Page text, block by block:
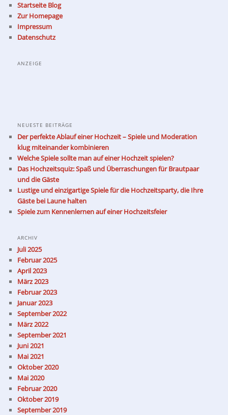
Startseite Blog
Zur Homepage
Impressum
Datenschutz
ANZEIGE
NEUESTE BEITRÄGE
Der perfekte Ablauf einer Hochzeit – Spiele und Moderation
klug miteinander kombinieren
Welche Spiele sollte man auf einer Hochzeit spielen?
Das Hochzeitsquiz: Spaß und Überraschungen für Brautpaar
und die Gäste
Lustige und einzigartige Spiele für die Hochzeitsparty, die Ihre
Gäste bei Laune halten
Spiele zum Kennenlernen auf einer Hochzeitsfeier
ARCHIV
Juli 2025
Februar 2025
April 2023
März 2023
Februar 2023
Januar 2023
September 2022
März 2022
September 2021
Juni 2021
Mai 2021
Oktober 2020
Mai 2020
Februar 2020
Oktober 2019
September 2019